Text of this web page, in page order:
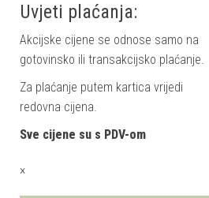
Uvjeti plaćanja:
Akcijske cijene se odnose samo na
gotovinsko ili transakcijsko plaćanje.
Za plaćanje putem kartica vrijedi
redovna cijena.
Sve cijene su s PDV-om
×